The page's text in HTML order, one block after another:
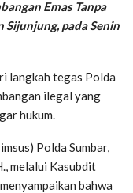
Emas Tanpa
Sijunjung, pada Senin
langkah tegas Polda
ilegal yang
hukum.
Polda Sumbar,
melalui Kasubdit
bahwa